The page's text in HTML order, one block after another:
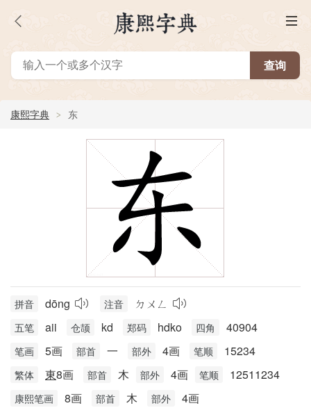
康熙字典 东
拼音 dōng 注音 ㄉㄨㄥ
五笔 aii 仓颉 kd 郑码 hdko 四角 40904
笔画 5画 部首 一 部外 4画 笔顺 15234
繁体 東8画 部首 木 部外 4画 笔顺 12511234
康熙笔画 8画 部首 木 部外 4画